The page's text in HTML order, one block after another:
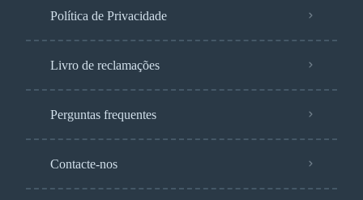
Política de Privacidade
Livro de reclamações
Perguntas frequentes
Contacte-nos